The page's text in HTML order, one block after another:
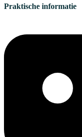
Praktische informatie